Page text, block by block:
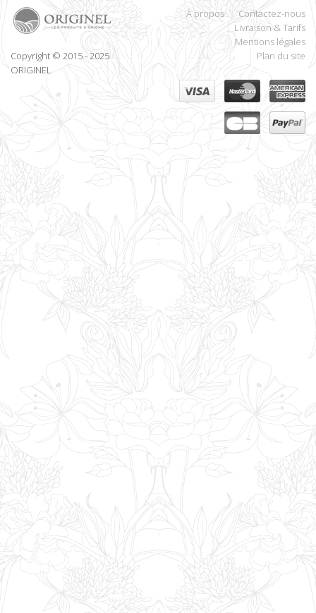
Copyright © 2015 - 2025
ORIGINEL
À propos
Contactez-nous
Livraison & Tarifs
Mentions légales
Plan du site